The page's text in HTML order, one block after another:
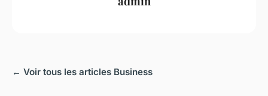
← Voir tous les articles Business